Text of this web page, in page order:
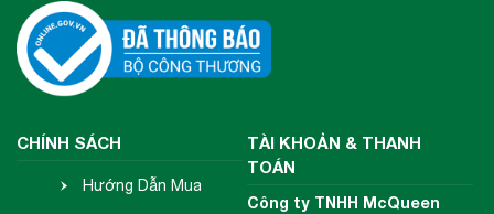
CHÍNH SÁCH
Hướng Dẫn Mua
TÀI KHOẢN & THANH
TOÁN
Công ty TNHH McQueen